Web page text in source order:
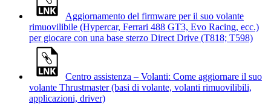
Aggiornamento del firmware per il suo volante
rimuovilibile (Hypercar, Ferrari 488 GT3, Evo Racing, ecc.)
per giocare con una base sterzo Direct Drive (T818; T598)
Centro assistenza – Volanti: Come aggiornare il suo
volante Thrustmaster (basi di volante, volanti rimuovilibili,
applicazioni, driver)